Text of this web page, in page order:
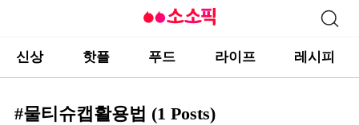
신상 핫플 푸드 라이프 레시피
#물티슈캡활용법 (1 Posts)